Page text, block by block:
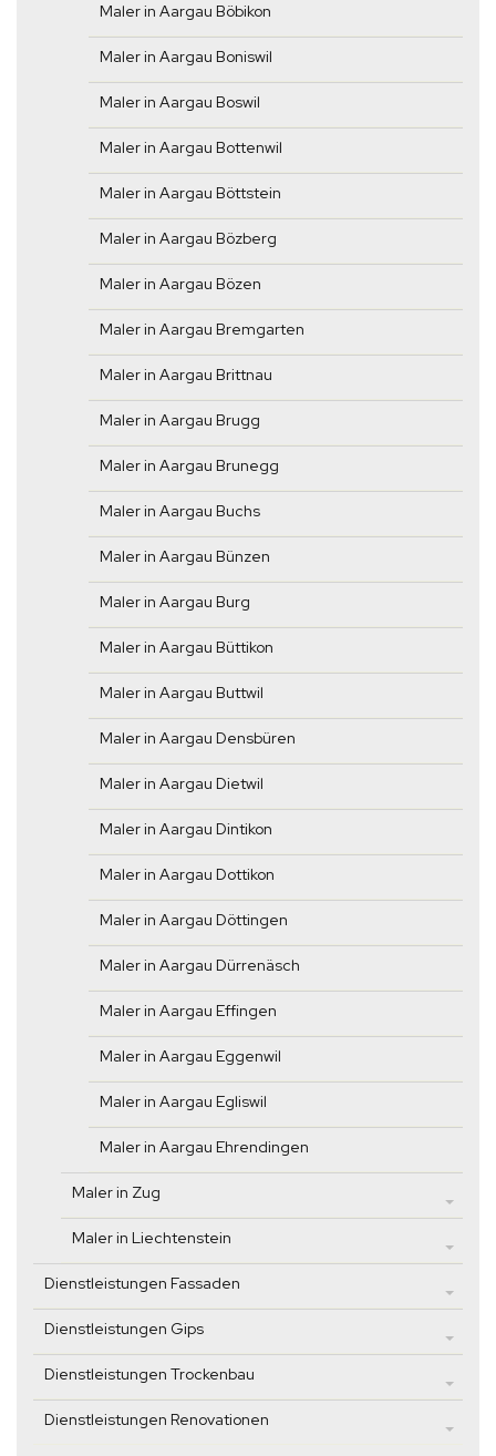
Maler in Aargau Böbikon
Maler in Aargau Boniswil
Maler in Aargau Boswil
Maler in Aargau Bottenwil
Maler in Aargau Böttstein
Maler in Aargau Bözberg
Maler in Aargau Bözen
Maler in Aargau Bremgarten
Maler in Aargau Brittnau
Maler in Aargau Brugg
Maler in Aargau Brunegg
Maler in Aargau Buchs
Maler in Aargau Bünzen
Maler in Aargau Burg
Maler in Aargau Büttikon
Maler in Aargau Buttwil
Maler in Aargau Densbüren
Maler in Aargau Dietwil
Maler in Aargau Dintikon
Maler in Aargau Dottikon
Maler in Aargau Döttingen
Maler in Aargau Dürrenäsch
Maler in Aargau Effingen
Maler in Aargau Eggenwil
Maler in Aargau Egliswil
Maler in Aargau Ehrendingen
Maler in Zug
Maler in Liechtenstein
Dienstleistungen Fassaden
Dienstleistungen Gips
Dienstleistungen Trockenbau
Dienstleistungen Renovationen